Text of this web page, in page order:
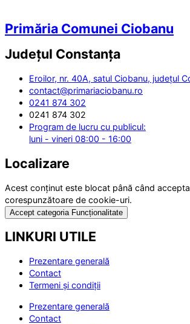
Primăria Comunei Ciobanu
Județul Constanța
Eroilor, nr. 40A, satul Ciobanu, județul
contact@primariaciobanu.ro
0241 874 302
0241 874 302
Program de lucru cu publicul:
luni - vineri 08:00 - 16:00
Localizare
Acest conținut este blocat până când
corespunzătoare de cookie-uri.
Accept categoria Funcționalitate
LINKURI UTILE
Prezentare generală
Contact
Termeni și condiții
Prezentare generală
Contact